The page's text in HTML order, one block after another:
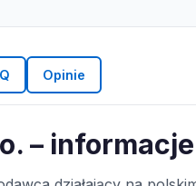
Opinie
– informacje